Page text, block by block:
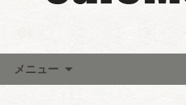
メニュー